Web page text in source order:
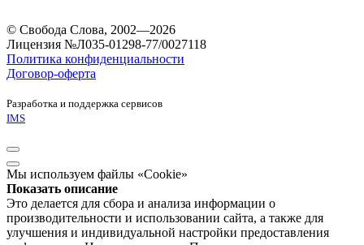
© Свобода Слова, 2002—2026
Лицензия №Л035-01298-77/0027118
Политика конфиденциальности
Договор-оферта
Разработка и поддержка сервисов
IMS
Мы используем файлы «Cookie»
Показать описание
Это делается для сбора и анализа информации о
производительности и использовании сайта, а также для
улучшения и индивидуальной настройки предоставления